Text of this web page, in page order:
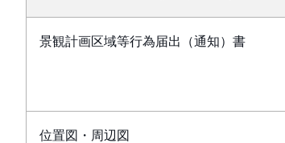
景観計画区域等行為届出（通知）書
位置図・周辺図